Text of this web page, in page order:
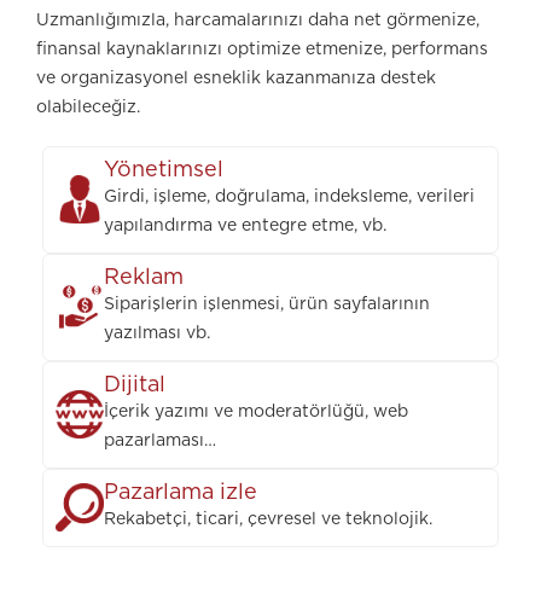
Uzmanlığımızla, harcamalarınızı daha net görmenize,
finansal kaynaklarınızı optimize etmenize, performans
ve organizasyonel esneklik kazanmanıza destek
olabileceğiz.
Yönetimsel
Girdi, işleme, doğrulama, indeksleme, verileri
yapılandırma ve entegre etme, vb.
Reklam
Siparişlerin işlenmesi, ürün sayfalarının
yazılması vb.
Dijital
İçerik yazımı ve moderatörlüğü, web
pazarlaması…
Pazarlama izle
Rekabetçi, ticari, çevresel ve teknolojik.